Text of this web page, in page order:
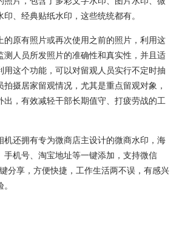
、经典贴纸水印，这些统统都有。
的原有照片或再次使用之前的照片，利用这
测人员所发照片的准确性和真实性，并且适
用这个功能，可以对留观人员实行不定时抽
摄居家留观情况，尤其是重点留观对象，
出，有效减轻干部长期值守、打疲劳战的工
机还拥有专为微商店主设计的微商水印，海
手机号、淘宝地址等一键添加，支持微信
分享，方便快捷，工作生活两不误，有感兴